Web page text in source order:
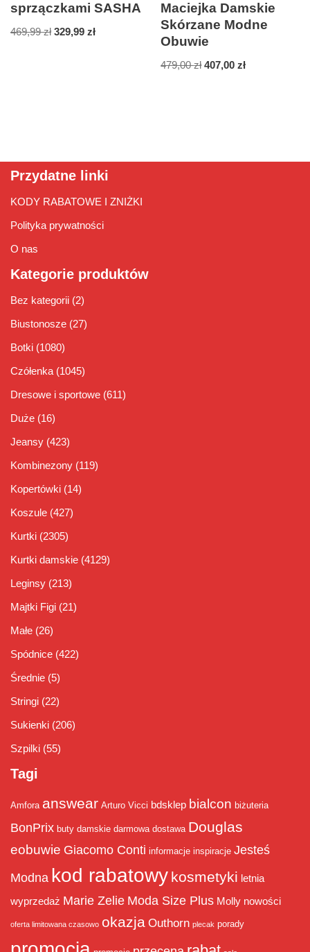
sprzączkami SASHA
469,99zł 329,99 zł
Maciejka Damskie
Skórzane Modne
Obuwie
479,00zł 407,00zł
Przydatne linki
KODY RABATOWE I ZNIŻKI
Polityka prywatności
O nas
Kategorie produktów
Bez kategorii (2)
Biustonosze (27)
Botki (1080)
Czółenka (1045)
Dresowe i sportowe (611)
Duże (16)
Jeansy (423)
Kombinezony (119)
Kopertówki (14)
Koszule (427)
Kurtki (2305)
Kurtki damskie (4129)
Leginsy (213)
Majtki Figi (21)
Małe (26)
Spódnice (422)
Średnie (5)
Stringi (22)
Sukienki (206)
Szpilki (55)
Tagi
Amfora answear Arturo Vicci bdsklep bialcon biżuteria
BonPrix buty damskie darmowa dostawa Douglas
eobuwie Giacomo Conti informacje inspiracje Jesteś
Modna kod rabatowy kosmetyki letnia
wyprzedaż Marie Zelie Moda Size Plus Molly nowości
oferta limitowana czasowo okazja Outhorn plecak porady